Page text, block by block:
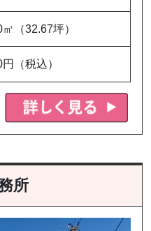
（32.67坪）
（税込）
所